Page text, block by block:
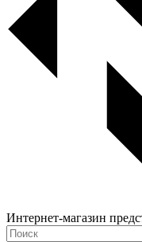
Интернет-магазин